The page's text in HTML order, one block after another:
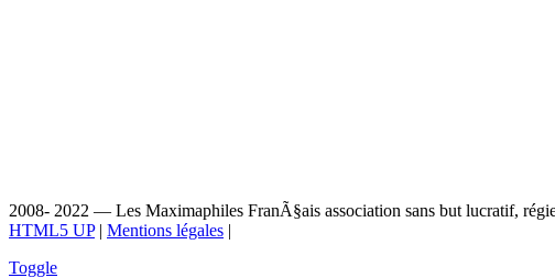
2008- 2022 — Les Maximaphiles FranÃ§ais association sans but lucratif,
HTML5 UP| Mentions légales |
Toggle